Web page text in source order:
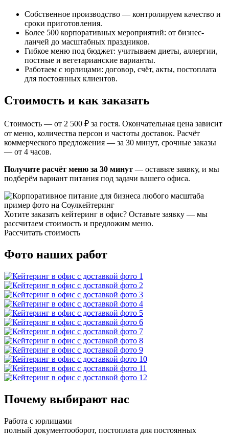
Собственное производство — контролируем качество и
сроки приготовления.
Более 500 корпоративных мероприятий: от бизнес-
ланчей до масштабных праздников.
Гибкое меню под бюджет: учитываем диеты, аллергии,
постные и вегетарианские варианты.
Работаем с юрлицами: договор, счёт, акты, постоплата
для постоянных клиентов.
Стоимость и как заказать
Стоимость — от 2 500 ₽ за гостя. Окончательная цена зависит
от меню, количества персон и частоты доставок. Расчёт
коммерческого предложения — за 30 минут, срочные заказы
— от 4 часов.
Получите расчёт меню за 30 минут — оставьте заявку, и мы
подберём вариант питания под задачи вашего офиса.
Хотите заказать кейтеринг в офис? Оставьте заявку — мы
рассчитаем стоимость и предложим меню.
Рассчитать стоимость
Фото наших работ
Почему выбирают нас
Работа с юрлицами
полный документооборот, постоплата для постоянных